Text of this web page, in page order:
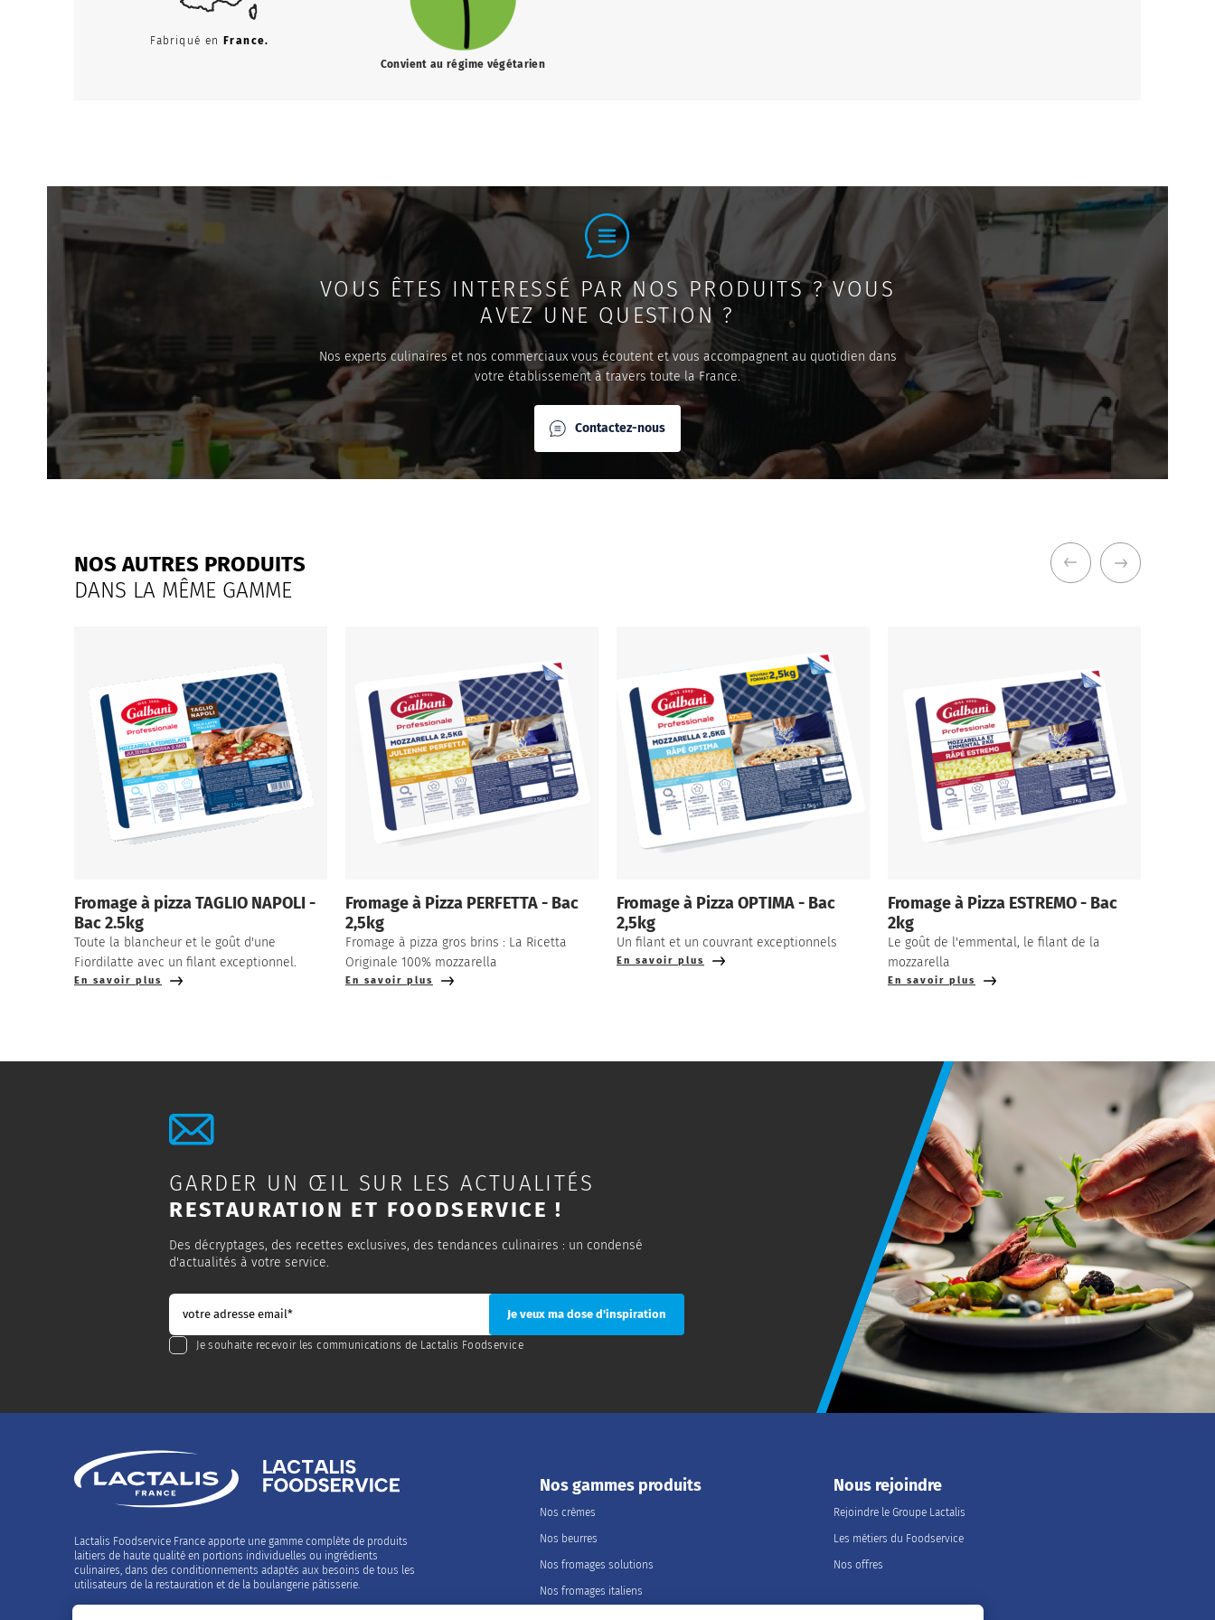
Fabriqué en France.
Convient au régime végétarien
VOUS ÊTES INTERESSÉ PAR NOS PRODUITS ? VOUS
AVEZ UNE QUESTION ?
Nos experts culinaires et nos commerciaux vous écoutent et vous accompagnent au quotidien dans
votre établissement à travers toute la France.
Contactez-nous
NOS AUTRES PRODUITS
DANS LA MÊME GAMME
Fromage à pizza TAGLIO NAPOLI -
Bac 2.5kg
Toute la blancheur et le goût d'une
Fiordilatte avec un filant exceptionnel.
En savoir plus
Fromage à Pizza PERFETTA - Bac
2,5kg
Fromage à pizza gros brins : La Ricetta
Originale 100% mozzarella
En savoir plus
Fromage à Pizza OPTIMA - Bac
2,5kg
Un filant et un couvrant exceptionnels
En savoir plus
Fromage à Pizza ESTREMO - Bac
2kg
Le goût de l'emmental, le filant de la
mozzarella
En savoir plus
GARDER UN ŒIL SUR LES ACTUALITÉS
RESTAURATION ET FOODSERVICE !
Des décryptages, des recettes exclusives, des tendances culinaires : un condensé
d'actualités à votre service.
Je souhaite recevoir les communications de Lactalis Foodservice
Lactalis Foodservice France apporte une gamme complète de produits
laitiers de haute qualité en portions individuelles ou ingrédients
culinaires, dans des conditionnements adaptés aux besoins de tous les
utilisateurs de la restauration et de la boulangerie pâtisserie.
Nos gammes produits
Nos crèmes
Nos beurres
Nos fromages solutions
Nos fromages italiens
Nous rejoindre
Rejoindre le Groupe Lactalis
Les métiers du Foodservice
Nos offres